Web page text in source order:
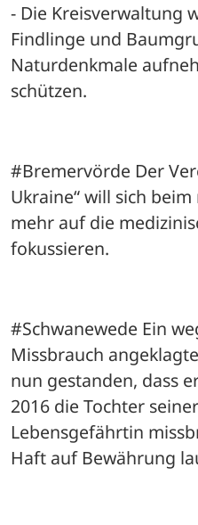
- Die Kreisverwaltung
Findlinge und
Naturdenkmale
schützen.
#Bremervörde Der
Ukraine“ will sich
mehr auf die
fokussieren.
#Schwanewede Ein
Missbrauch
nun gestanden, dass
2016 die Tochter
Lebensgefährtin
Haft auf Bewährung